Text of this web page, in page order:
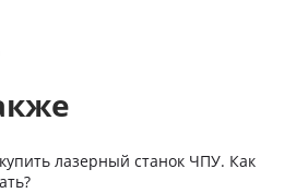
лазерный станок ЧПУ. Как